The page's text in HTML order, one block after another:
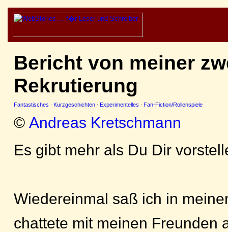
Bericht von meiner
Rekrutierung
Fantastisches · Kurzgeschichten · Experimentelles · Fan-Fiction/Rollenspiele
© Andreas Kretschmann
Es gibt mehr als Du Dir
Wiedereinmal saß ich in
chattete mit meinen Freunden